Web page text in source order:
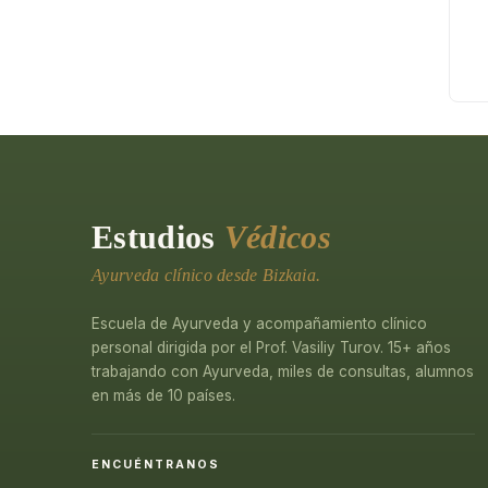
Estudios Védicos
Ayurveda clínico desde Bizkaia.
Escuela de Ayurveda y acompañamiento clínico
personal dirigida por el Prof. Vasiliy Turov. 15+ años
trabajando con Ayurveda, miles de consultas, alumnos
en más de 10 países.
ENCUÉNTRANOS